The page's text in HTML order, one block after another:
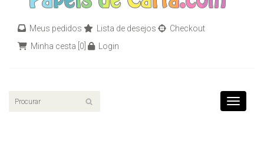
Meus pedidos Lista de desejos
Checkout
Minha cesta [0] Login
Toggle